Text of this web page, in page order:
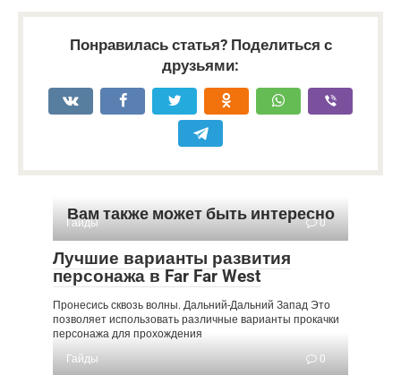
Понравилась статья? Поделиться с
друзьями:
Вам также может быть интересно
Гайды 0
Лучшие варианты развития
персонажа в Far Far West
Пронесись сквозь волны. Дальний-Дальний Запад Это
позволяет использовать различные варианты прокачки
персонажа для прохождения
Гайды
0